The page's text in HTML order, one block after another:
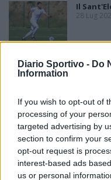
Diario Sportivo - Do
Information
If you wish to opt-out of
processing of your
targeted advertising by
section to confirm your
opt-out request is
interest-based ads
us or personal
Il
28 Lug
Al
Calcio